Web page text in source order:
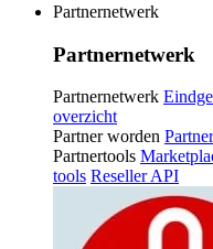
Partnernetwerk
Partnernetwerk
Partnernetwerk
overzicht
Partner worden
Partnertools
tools Reseller API